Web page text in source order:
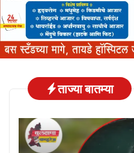
ताज्या बातम्या